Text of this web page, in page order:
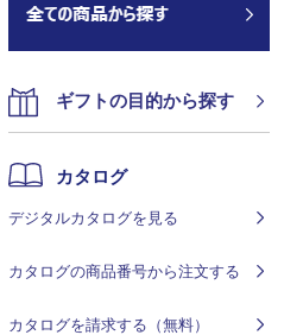
ギフトの目的から探す
カタログ
デジタルカタログを見る
カタログの商品番号から注文する
カタログを請求する（無料）